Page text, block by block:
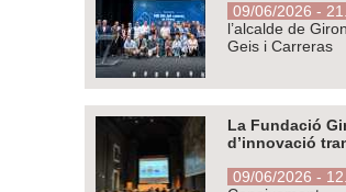
09/06/2026 -
l’alcalde de
Geis i Carreras
La Fundació
d’innovació
09/06/2026 -